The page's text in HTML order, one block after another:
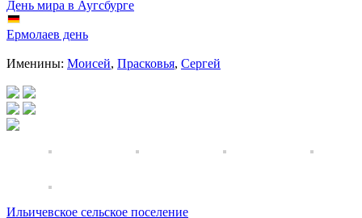
День мира в Аугсбурге
Ермолаев день
Именины: Моисей, Прасковья, Сергей
Ильичевское сельское поселение